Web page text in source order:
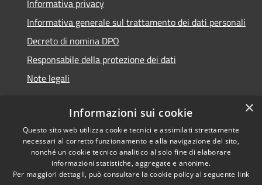
Informativa privacy
Informativa generale sul trattamento dei dati personali
Decreto di nomina DPO
Responsabile della protezione dei dati
Note legali
RSS
Accessibilità
Cookie
© 2021 - 2026 Comune di
Chiavari -Area Riservata
×
Informazioni sui cookie
Questo sito web utilizza cookie tecnici e assimilati strettamente
necessari al corretto funzionamento e alla navigazione del sito,
nonché un cookie tecnico analitico al solo fine di elaborare
informazioni statistiche, aggregate e anonime.
Per maggiori dettagli, può consultare la cookie policy al seguente link